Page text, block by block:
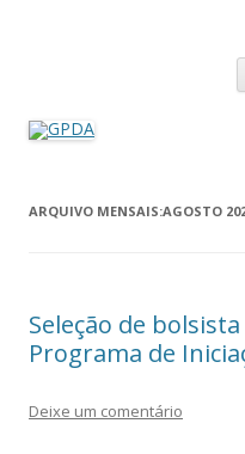
ARQUIVO MENSAIS:AGOSTO
Seleção de
Programa de
Deixe um comentário